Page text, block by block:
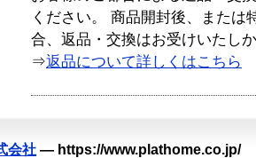
ください。 商品開封後、または
合、返品・交換はお受けいたし
⇒返品について詳しくはこちら
会社 — https://www.plathome.co.jp/